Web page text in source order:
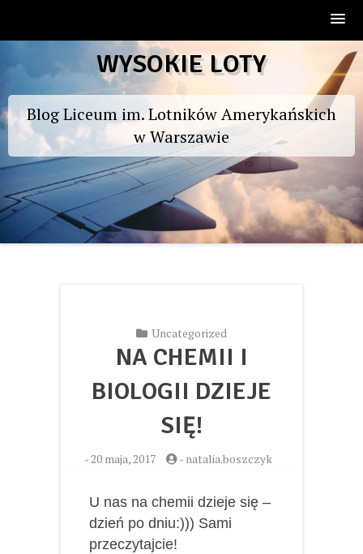
to
WYSOKIE LOTY
Blog Liceum im. Lotników Amerykańskich
w Warszawie
Uncategorized
NA CHEMII I
BIOLOGII DZIEJE
SIĘ!
-20 maja, 2017 - natalia.boszczyk
U nas na chemii dzieje się –
dzień po dniu:))) Sami
przeczytajcie!